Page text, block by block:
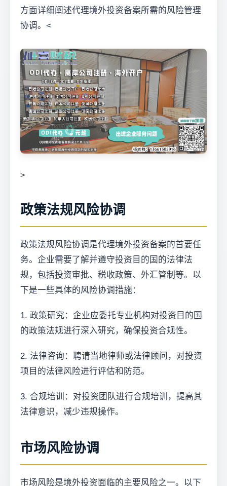
方面详细阐述代理境外投资备案所需的风险管理
协调。<
>
政策法规风险协调
政策法规风险协调是代理境外投资备案的首要任
务。企业需要了解并遵守投资目的国的法律法
规，包括投资审批、税收政策、外汇管制等。以
下是一些具体的风险协调措施：
1. 政策研究：企业应委托专业机构对投资目的国
的政策法规进行深入研究，确保投资合规性。
2. 法律咨询：聘请当地律师或法律顾问，对投资
项目的法律风险进行评估和防范。
3. 合规培训：对投资团队进行合规培训，提高其
法律意识，减少违规操作。
市场风险协调
市场风险是境外投资面临的主要风险之一。以下